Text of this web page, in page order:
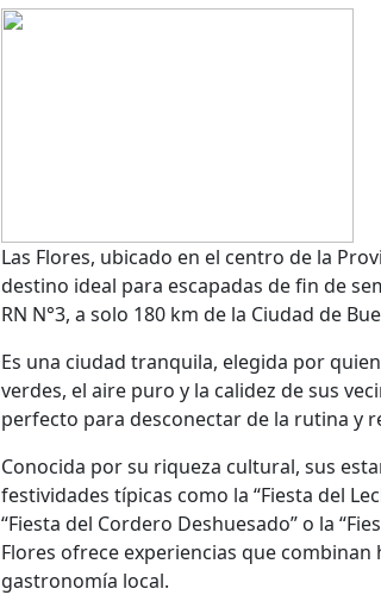
Las Flores, ubicado en el centro de la
destino ideal para escapadas de fin de
RN N°3, a solo 180 km de la Ciudad de
Es una ciudad tranquila, elegida por
verdes, el aire puro y la calidez de sus
perfecto para desconectar de la rutina y
Conocida por su riqueza cultural, sus
festividades típicas como la “Fiesta del
“Fiesta del Cordero Deshuesado” o la
Flores ofrece experiencias que
gastronomía local.